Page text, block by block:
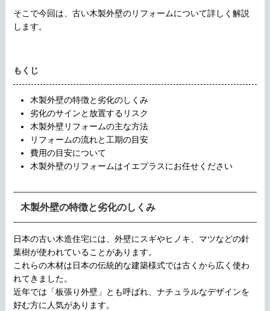
そこで今回は、古い木製外壁のリフォームについて詳しく解説
します。
もくじ
木製外壁の特徴と劣化のしくみ
劣化のサインと放置するリスク
木製外壁リフォームの主な方法
リフォームの流れと工期の目安
費用の目安について
木製外壁のリフォームはイエプラスにお任せください
木製外壁の特徴と劣化のしくみ
日本の古い木造住宅には、外壁にスギやヒノキ、マツなどの針
葉樹が使われていることがあります。
これらの木材は日本の伝統的な建築様式では古くから広く使わ
れてきました。
近年では「板張り外壁」とも呼ばれ、ナチュラルなデザインを
好む方に人気があります。